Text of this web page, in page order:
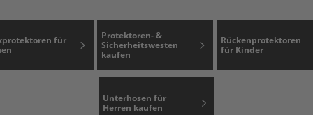
für
Protektoren- &
Sicherheitswesten
kaufen
Rückenprotektoren
für Kinder
Unterhosen für
Herren kaufen